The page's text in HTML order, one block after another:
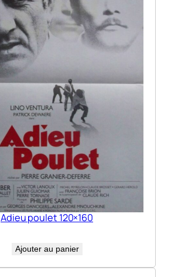
Adieu poulet 120×160
Ajouter au panier